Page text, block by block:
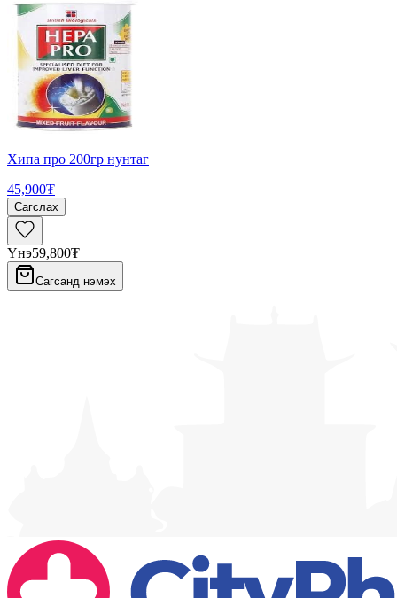
Хипа про 200гр нунтаг
45,900₮
Сагслах
Үнэ59,800₮
Сагсанд нэмэх